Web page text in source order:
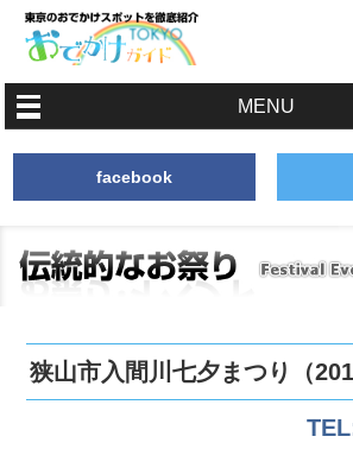
MENU
facebook
狭山市入間川七夕まつり（